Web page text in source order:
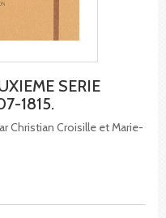
SERIE
1815.
Christian Croisille et Marie-